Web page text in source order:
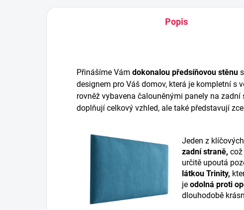
Popis
Přinášíme Vám dokonalou předsíňovou stěnu
designem pro Váš domov, která je kompletní s
rovněž vybavena čalouněnými panely na zadní
doplňují celkový vzhled, ale také představují
Jeden z
zadní straně,
určitě upoutá
látkou Trinity,
je odolná proti
dlouhodobě